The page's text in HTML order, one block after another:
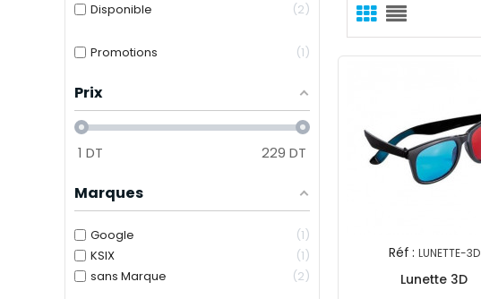
Disponible 2
Promotions 1
Prix
1 DT 229 DT
Marques
Google
1
KSIX
1
sans Marque
2
Réf : LUNETTE-3D
Lunette 3D